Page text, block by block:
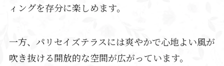
ィングを存分に楽しめます。
一方、パリセイズテラスには爽やかで心地よい風が
吹き抜ける開放的な空間が広がっています。